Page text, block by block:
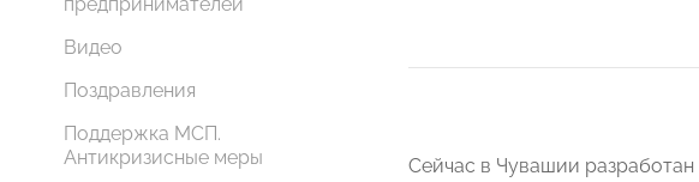
Видео
Поздравления
Поддержка МСП.
Антикризисные меры
Сейчас в Чувашии разработан